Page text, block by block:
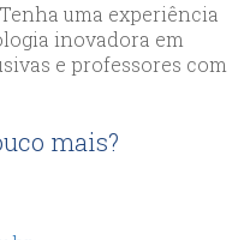
uma experiência
inovadora em
e professores com
mais?